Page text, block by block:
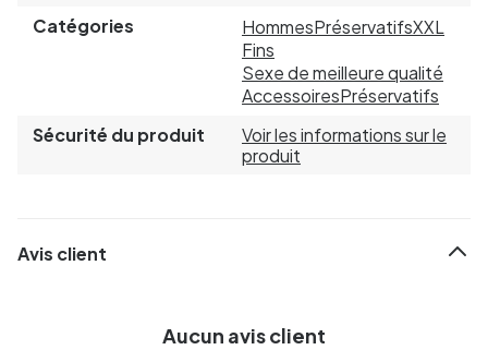
Catégories HommesPréservatifsXXL
Fins
Sexe de meilleure qualité
AccessoiresPréservatifs
Sécurité du produit
Voir les informations sur le
produit
Avis client
Aucun avis client